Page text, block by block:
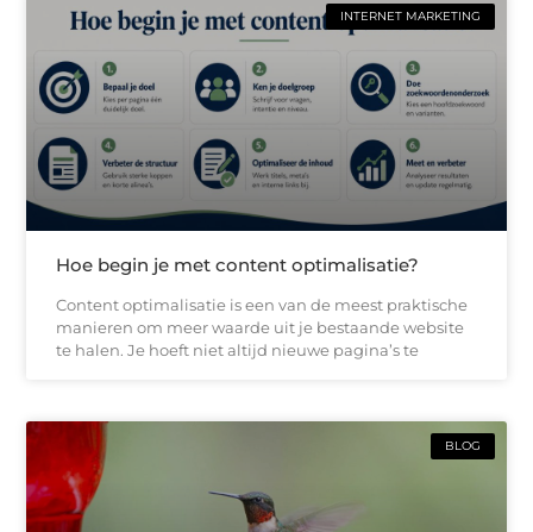
INTERNET MARKETING
Hoe begin je met content optimalisatie?
Content optimalisatie is een van de meest praktische
manieren om meer waarde uit je bestaande website
te halen. Je hoeft niet altijd nieuwe pagina’s te
BLOG